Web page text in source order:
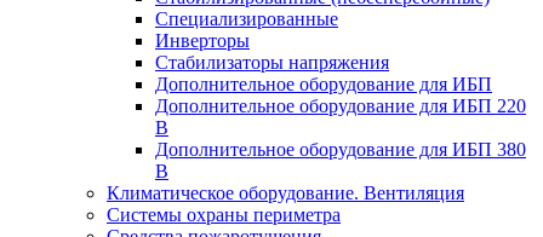
Специализированные
Инверторы
Стабилизаторы напряжения
Дополнительное оборудование для ИБП
Дополнительное оборудование для ИБП 220
В
Дополнительное оборудование для ИБП 380
В
Климатическое оборудование. Вентиляция
Системы охраны периметра